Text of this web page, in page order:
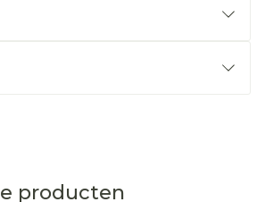
producten